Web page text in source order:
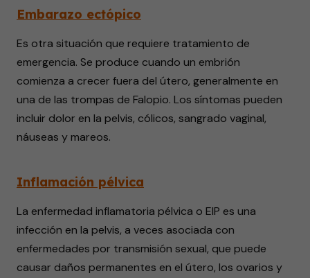
Embarazo ectópico
Es otra situación que requiere tratamiento de
emergencia. Se produce cuando un embrión
comienza a crecer fuera del útero, generalmente en
una de las trompas de Falopio. Los síntomas pueden
incluir dolor en la pelvis, cólicos, sangrado vaginal,
náuseas y mareos.
Inflamación pélvica
La enfermedad inflamatoria pélvica o EIP es una
infección en la pelvis, a veces asociada con
enfermedades por transmisión sexual, que puede
causar daños permanentes en el útero, los ovarios y